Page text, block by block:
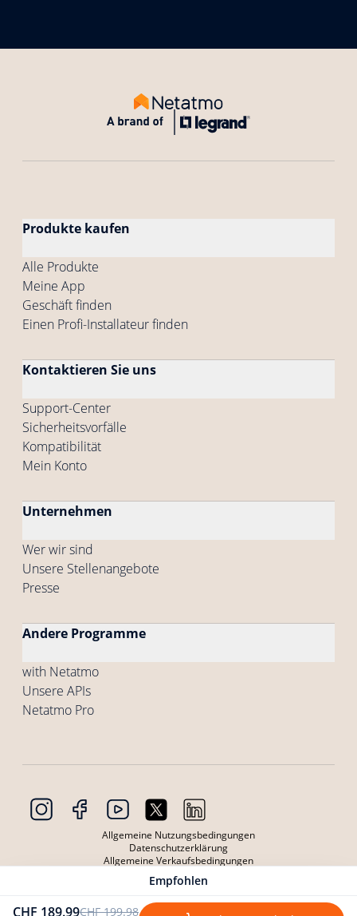
Empfohlen
CHF 189.99CHF 199.98
Produkte kaufen
Alle Produkte
Meine App
Geschäft finden
Einen Profi-Installateur finden
Kontaktieren Sie uns
Support-Center
Sicherheitsvorfälle
Kompatibilität
Mein Konto
Unternehmen
Wer wir sind
Unsere Stellenangebote
Presse
Andere Programme
with Netatmo
Unsere APIs
Netatmo Pro
Allgemeine Nutzungsbedingungen
Datenschutzerklärung
Allgemeine Verkaufsbedingungen
Allgemeine Nutzungsbedingungen der Produkte
Datenschutzerklärung Produkte
Copyright © 2026 Netatmo. Alle Rechte vorbehalten